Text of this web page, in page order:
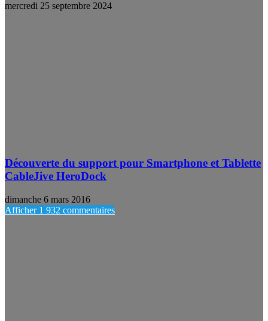
mercredi 25 septembre 2024
Découverte du support pour Smartphone et Tablette
CableJive HeroDock
dimanche 6 mars 2016
Afficher 1 932 commentaires